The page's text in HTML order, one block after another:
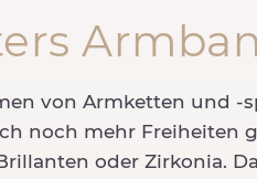
von Armketten und -
noch mehr Freiheiten
oder Zirkonia.